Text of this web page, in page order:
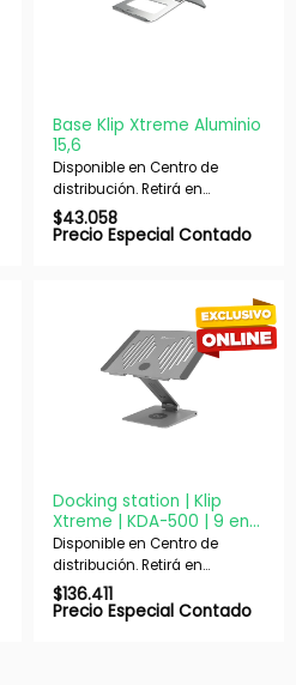
Base Klip Xtreme Aluminio
15,6
Disponible en Centro de
distribución. Retirá en
nuestras sucursales en 48 hs
hábiles. Si es con envío,
$43.058
Precio Especial Contado
Docking station | Klip
Xtreme | KDA-500 | 9 en 1
con carga inalámbrica
Disponible en Centro de
distribución. Retirá en
nuestras sucursales en 48 hs
hábiles. Si es con envío,
$136.411
Precio Especial Contado